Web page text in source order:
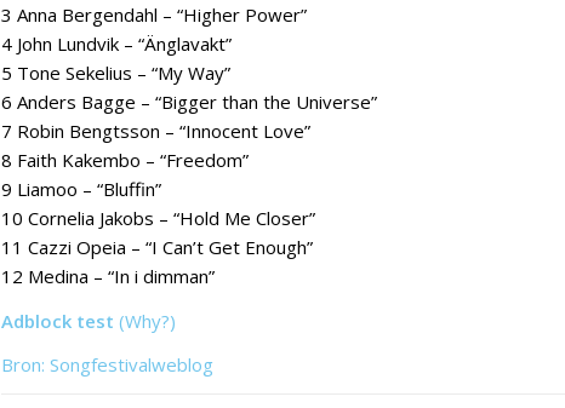
3 Anna Bergendahl – “Higher Power”
4 John Lundvik – “Änglavakt”
5 Tone Sekelius – “My Way”
6 Anders Bagge – “Bigger than the Universe”
7 Robin Bengtsson – “Innocent Love”
8 Faith Kakembo – “Freedom”
9 Liamoo – “Bluffin”
10 Cornelia Jakobs – “Hold Me Closer”
11 Cazzi Opeia – “I Can’t Get Enough”
12 Medina – “In i dimman”
Adblock test (Why?)
Bron: Songfestivalweblog